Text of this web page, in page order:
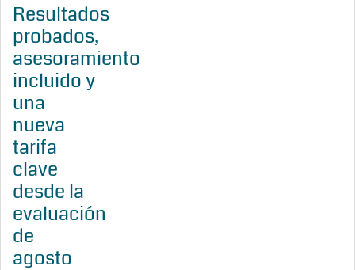
Resultados
probados,
asesoramiento
incluido y
una
nueva
tarifa
clave
desde la
evaluación
de
agosto